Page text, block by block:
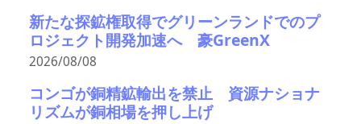
新たな探鉱権取得でグリーンランドでのプ
ロジェクト開発加速へ 豪GreenX
2026/08/08
コンゴが銅精鉱輸出を禁止 資源ナショナ
リズムが銅相場を押し上げ